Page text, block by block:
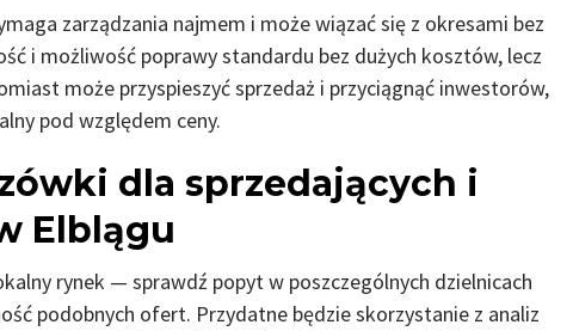
zarządzania najmem i może wiązać się z okresami bez
i możliwość poprawy standardu bez dużych kosztów, lecz
może przyspieszyć sprzedaż i przyciągnąć inwestorów,
pod względem ceny.
dla sprzedających i
Elblągu
rynek — sprawdź popyt w poszczególnych dzielnicach
podobnych ofert. Przydatne będzie skorzystanie z analiz